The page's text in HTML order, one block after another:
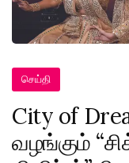
செய்தி
City of
வழங்கும்